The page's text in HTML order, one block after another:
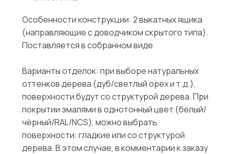
Особенности конструкции: 2 выкатных ящика
(направляющие с доводчиком скрытого типа).
Поставляется в собранном виде.
Варианты отделок: при выборе натуральных
оттенков дерева (дуб/светлый орех и т.д.),
поверхности будут со структурой дерева. При
покрытии эмалями в однотонный цвет (белый/
чёрный/RAL/NCS), можно выбрать
поверхности: гладкие или со структурой
дерева. В этом случае, в комментарии к заказу